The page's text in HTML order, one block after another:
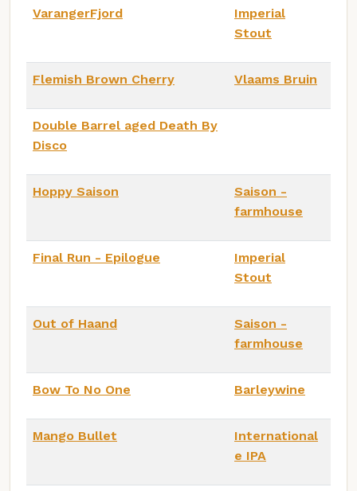
VarangerFjord
Imperial
Stout
Flemish Brown Cherry Vlaams Bruin
Double Barrel aged Death By
Disco
Hoppy Saison
Saison -
farmhouse
Final Run - Epilogue
Imperial
Stout
Out of Haand
Saison -
farmhouse
Bow To No One Barleywine
Mango Bullet
International
e IPA